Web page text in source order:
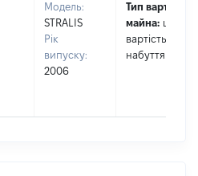
Модель:
STRALIS
Рік
випуску:
2006
Тип вартості
майна: це
вартість на
набуття права